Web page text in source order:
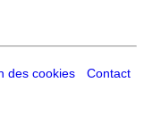
des cookies
Contact